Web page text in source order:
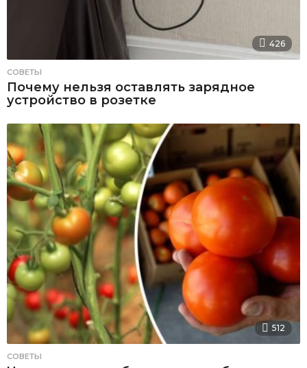
426
СОВЕТЫ
Почему нельзя оставлять зарядное
устройство в розетке
512
СОВЕТЫ